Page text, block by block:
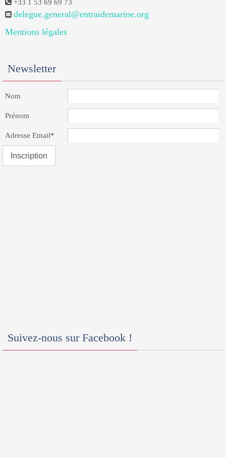
+33 1 53 69 69 73
delegue.general@entraidemarine.org
Mentions légales
Newsletter
Nom
Prénom
Adresse Email*
Suivez-nous sur Facebook !